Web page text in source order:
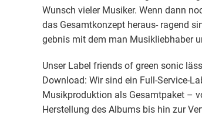
Wunsch vieler Musiker. Wenn dann
das Gesamtkonzept heraus- ragend
gebnis mit dem man Musikliebhaber
Unser Label friends of green sonic
Download: Wir sind ein Full-Service-
Musikproduktion als Gesamtpaket –
Herstellung des Albums bis hin zur